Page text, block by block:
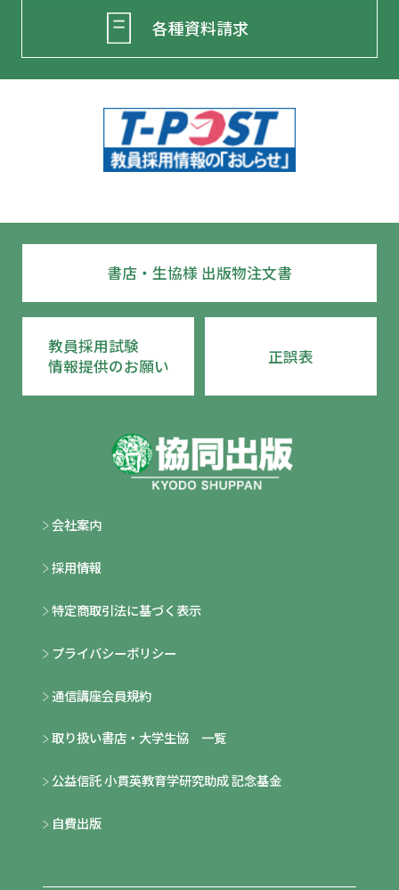
各種資料請求
会社案内
採用情報
特定商取引法に基づく表示
プライバシーポリシー
通信講座会員規約
取り扱い書店・大学生協 一覧
公益信託 小貫英教育学研究助成 記念基金
自費出版
書店・生協様 出版物注文書
教員採用試験
情報提供のお願い
正誤表